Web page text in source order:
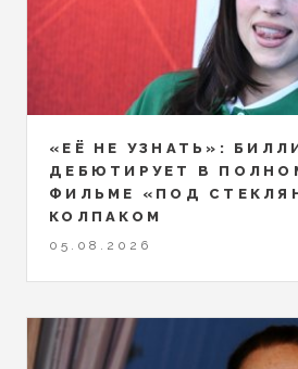
«ЕЁ НЕ УЗНАТЬ»:
ДЕБЮТИРУЕТ В
ФИЛЬМЕ «ПОД
КОЛПАКОМ
05.08.2026